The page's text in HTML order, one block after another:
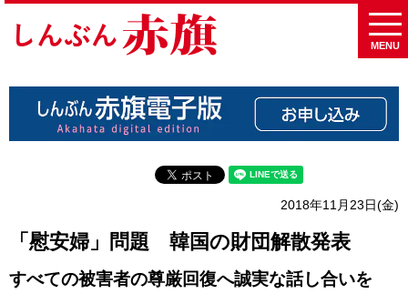
MENU
2018年11月23日(金)
「慰安婦」問題 韓国の財団解散発表
すべての被害者の尊厳回復へ誠実な話し合いを